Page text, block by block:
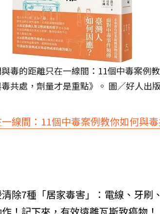
與毒的距離只在一線間：11個中毒案例
共處，劑量才是重點》。 圖／好人出版
一線間：11個中毒案例教你如何與
除7種「居家毒害」：電線、牙